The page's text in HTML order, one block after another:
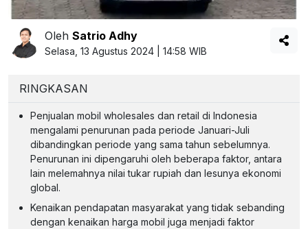
Oleh Satrio Adhy
Selasa, 13 Agustus 2024 | 14:58 WIB
RINGKASAN
Penjualan mobil wholesales dan retail di Indonesia
mengalami penurunan pada periode Januari-Juli
dibandingkan periode yang sama tahun sebelumnya.
Penurunan ini dipengaruhi oleh beberapa faktor, antara
lain melemahnya nilai tukar rupiah dan lesunya ekonomi
global.
Kenaikan pendapatan masyarakat yang tidak sebanding
dengan kenaikan harga mobil juga menjadi faktor